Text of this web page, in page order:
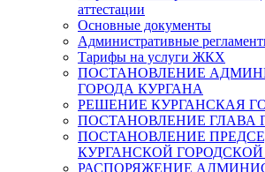
аттестации
Основные документы
Административные
Тарифы на услуги ЖКХ
ПОСТАНОВЛЕНИЕ
ГОРОДА КУРГАНА
РЕШЕНИЕ КУРГАНСКАЯ
ПОСТАНОВЛЕНИЕ ГЛАВА
ПОСТАНОВЛЕНИЕ
КУРГАНСКОЙ
РАСПОРЯЖЕНИЕ